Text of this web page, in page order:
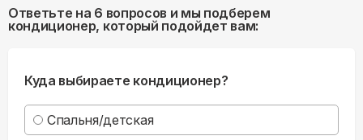
Ответьте на 6 вопросов и мы подберем
кондиционер, который подойдет вам:
Куда выбираете кондиционер?
Спальня/детская